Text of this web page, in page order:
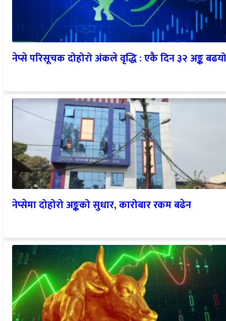
नेप्से परिसूचक दोहोरो अंकले वृद्धि : एकै दिन ३२ अङ्क बढयो
नेप्सेमा दोहोरो अङ्कको सुधार, कारोबार रकम बढेन